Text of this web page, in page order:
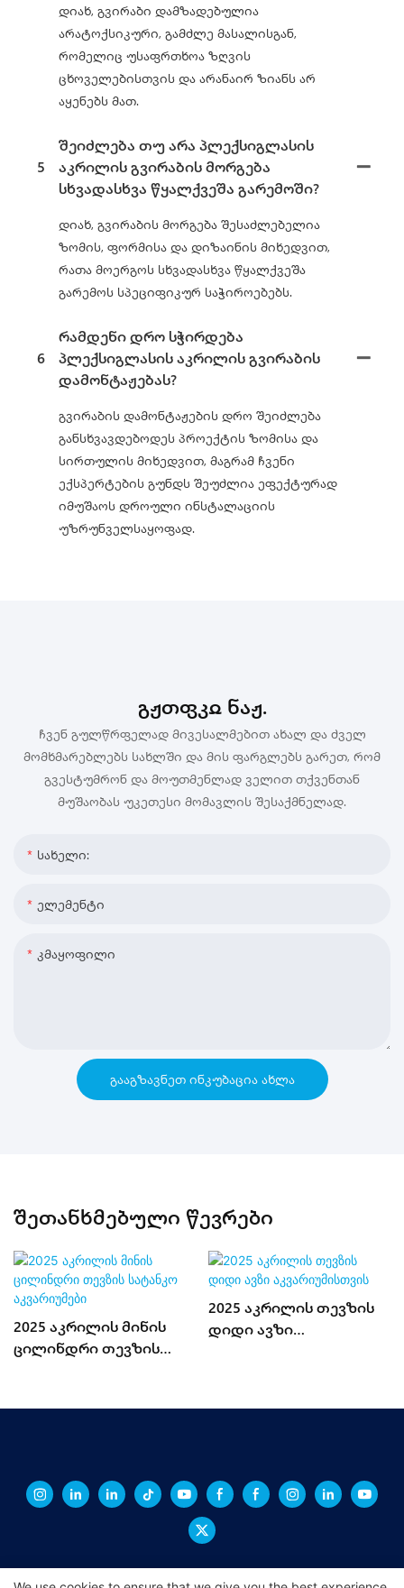
დიახ, გვირაბი დამზადებულია
არატოქსიკური, გამძლე მასალისგან,
რომელიც უსაფრთხოა ზღვის
ცხოველებისთვის და არანაირ ზიანს არ
აყენებს მათ.
5
შეიძლება თუ არა პლექსიგლასის
აკრილის გვირაბის მორგება
სხვადასხვა წყალქვეშა გარემოში?
დიახ, გვირაბის მორგება შესაძლებელია
ზომის, ფორმისა და დიზაინის მიხედვით,
რათა მოერგოს სხვადასხვა წყალქვეშა
გარემოს სპეციფიკურ საჭიროებებს.
6
რამდენი დრო სჭირდება
პლექსიგლასის აკრილის გვირაბის
დამონტაჟებას?
გვირაბის დამონტაჟების დრო შეიძლება
განსხვავდებოდეს პროექტის ზომისა და
სირთულის მიხედვით, მაგრამ ჩვენი
ექსპერტების გუნდს შეუძლია ეფექტურად
იმუშაოს დროული ინსტალაციის
უზრუნველსაყოფად.
Გჟთფკჲ Ნაჟ.
ჩვენ გულწრფელად მივესალმებით ახალ და ძველ
მომხმარებლებს სახლში და მის ფარგლებს გარეთ, რომ
გვესტუმრონ და მოუთმენლად ველით თქვენთან
მუშაობას უკეთესი მომავლის შესაქმნელად.
Სახელი:
Ელემენტი
Კმაყოფილი
ᲒᲐᲐᲒᲖᲐᲕᲜᲔᲗ ᲘᲜᲙᲣᲑᲐᲪᲘᲐ ᲐᲮᲚᲐ
Შეთანხმებული Წევრები
2025 აკრილის მინის
ცილინდრი თევზის
2025 აკრილის თევზის
დიდი ავზი